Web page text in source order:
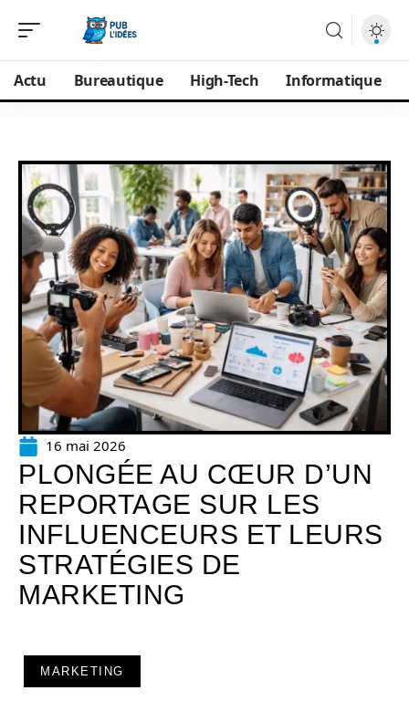
Actu Bureautique High-Tech Informatique
16 mai 2026
PLONGÉE AU CŒUR D’UN
REPORTAGE SUR LES
INFLUENCEURS ET LEURS
STRATÉGIES DE
MARKETING
MARKETING